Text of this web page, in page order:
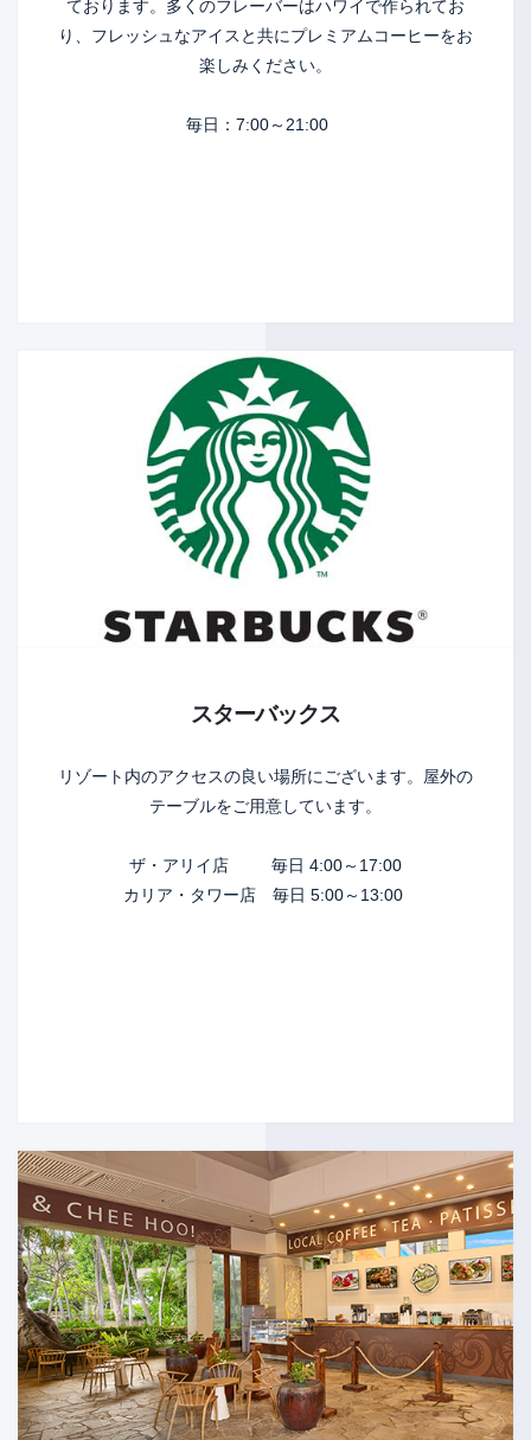
ております。多くのフレーバーはハワイで作られてお
り、フレッシュなアイスと共にプレミアムコーヒーをお
楽しみください。
毎日：7:00～21:00
スターバックス
リゾート内のアクセスの良い場所にございます。屋外の
テーブルをご用意しています。
ザ・アリイ店 毎日 4:00～17:00
カリア・タワー店 毎日 5:00～13:00